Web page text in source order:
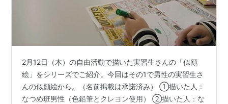
2月12日（木）の自由活動で描いた実習生さんの「似顔
絵」をシリーズでご紹介。今回はその1で男性の実習生さ
んの似顔絵から。（名前掲載は承諾済み） ①描いた人：
なつめ班男性（色鉛筆とクレヨン使用） ②描いた人：な